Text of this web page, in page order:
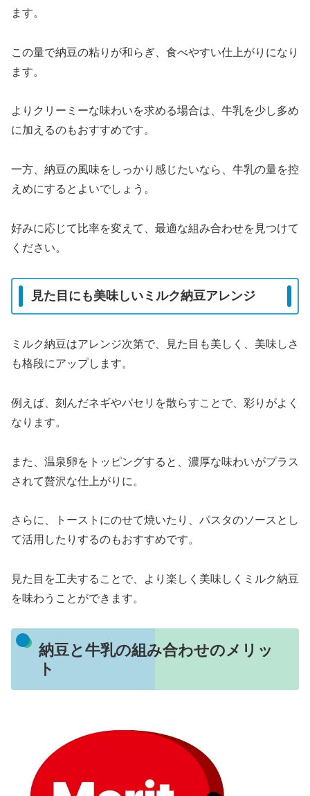
ます。
この量で納豆の粘りが和らぎ、食べやすい仕上がりになり
ます。
よりクリーミーな味わいを求める場合は、牛乳を少し多め
に加えるのもおすすめです。
一方、納豆の風味をしっかり感じたいなら、牛乳の量を控
えめにするとよいでしょう。
好みに応じて比率を変えて、最適な組み合わせを見つけて
ください。
見た目にも美味しいミルク納豆アレンジ
ミルク納豆はアレンジ次第で、見た目も美しく、美味しさ
も格段にアップします。
例えば、刻んだネギやパセリを散らすことで、彩りがよく
なります。
また、温泉卵をトッピングすると、濃厚な味わいがプラス
されて贅沢な仕上がりに。
さらに、トーストにのせて焼いたり、パスタのソースとし
て活用したりするのもおすすめです。
見た目を工夫することで、より楽しく美味しくミルク納豆
を味わうことができます。
納豆と牛乳の組み合わせのメリッ
ト